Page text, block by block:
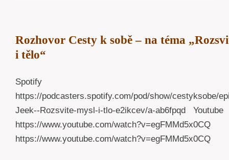
Rozhovor Cesty k sobě – na téma
i tělo“
Spotify
https://podcasters.spotify.com/pod/show/cestyksobe/
Jeek--Rozsvite-mysl-i-tlo-e2ikcev/a-ab6fpqd Youtube
https://www.youtube.com/watch?v=egFMMd5x0CQ
https://www.youtube.com/watch?v=egFMMd5x0CQ